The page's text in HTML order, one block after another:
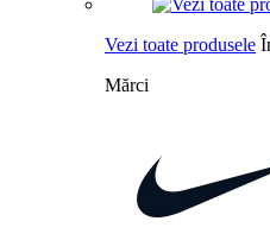
Vezi toate produsele
Mărci